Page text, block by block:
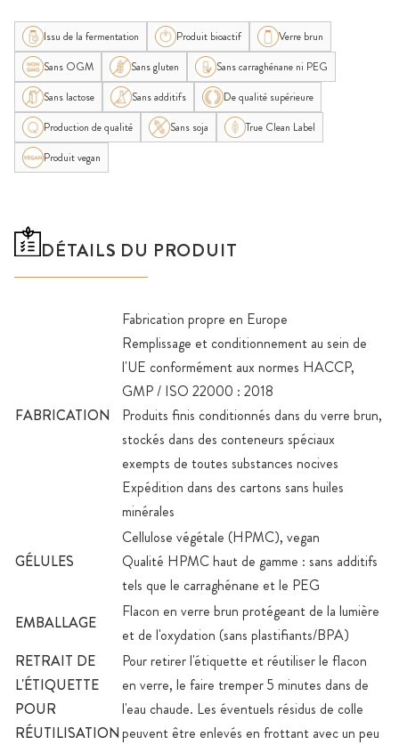
Issu de la fermentation Produit bioactif
Verre brun
Sans OGM
Sans gluten
Sans carraghénane ni PEG
Sans lactose
Sans additifs
De qualité supérieure
Production de qualité
Sans soja
True Clean Label
Produit vegan
DÉTAILS DU PRODUIT
FABRICATION
Fabrication propre en Europe
Remplissage et conditionnement au sein de
l'UE conformément aux normes HACCP,
GMP / ISO 22000 : 2018
Produits finis conditionnés dans du verre brun,
stockés dans des conteneurs spéciaux
exempts de toutes substances nocives
Expédition dans des cartons sans huiles
minérales
GÉLULES
Cellulose végétale (HPMC), vegan
Qualité HPMC haut de gamme : sans additifs
tels que le carraghénane et le PEG
EMBALLAGE
Flacon en verre brun protégeant de la lumière
et de l'oxydation (sans plastifiants/BPA)
RETRAIT DE
L'ÉTIQUETTE
POUR
RÉUTILISATION
Pour retirer l'étiquette et réutiliser le flacon
en verre, le faire tremper 5 minutes dans de
l'eau chaude. Les éventuels résidus de colle
peuvent être enlevés en frottant avec un peu